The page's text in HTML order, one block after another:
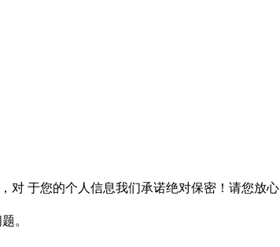
对 于您的个人信息我们承诺绝对保密！请您放心
。